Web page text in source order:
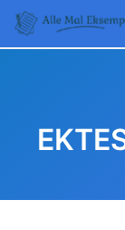
Skip
content